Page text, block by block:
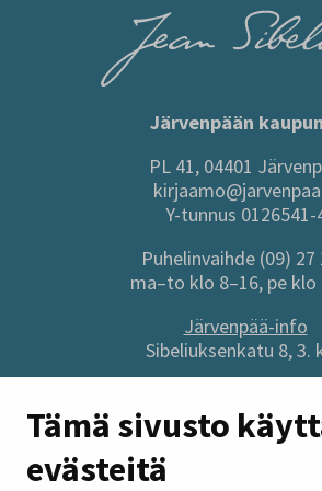
Tämä sivusto
evästeitä
Järvenpään
PL 41, 04401
Y-tunnus 0126541-
Puhelinvaihde (09) 27
ma–to klo 8–16, pe klo
Järvenpää-info
Sibeliuksenkatu 8, 3.
Sivuston
Anna palautetta